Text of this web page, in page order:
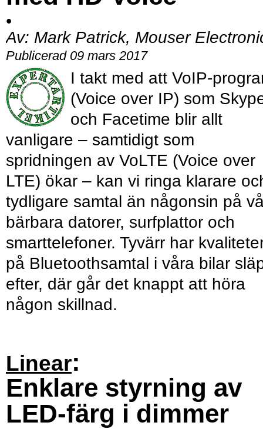
•
Av: Mark Patrick, Mouser
Publicerad 09 mars 2017
I takt med att VoIP-
(Voice over IP) som
och Facetime blir allt
vanligare – samtidigt som
spridningen av VoLTE (Voice over
LTE) ökar – kan vi ringa klarare
tydligare samtal än någonsin på
bärbara datorer, surfplattor och
smarttelefoner. Tyvärr har
på Bluetoothsamtal i våra bilar
efter, där går det knappt att höra
någon skillnad.
Linear:
Enklare styrning av
LED-färg i dimmer